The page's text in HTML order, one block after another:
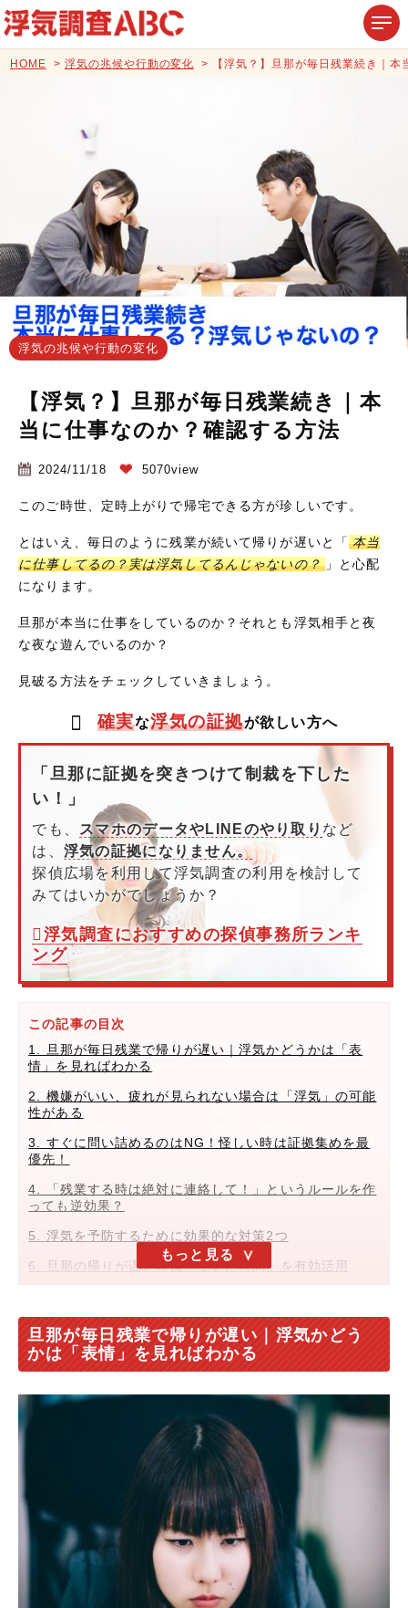
HOME 浮気の兆候や行動の変化 【浮気？】旦那が毎日残業続き｜
浮気の兆候や行動の変化
【浮気？】旦那が毎日残業続き｜本
当に仕事なのか？確認する方法
2024/11/18 5070view
このご時世、定時上がりで帰宅できる方が珍しいです。
とはいえ、毎日のように残業が続いて帰りが遅いと「 本当
に仕事してるの？実は浮気してるんじゃないの？ 」と心配
になります。
旦那が本当に仕事をしているのか？それとも浮気相手と夜
な夜な遊んでいるのか？
見破る方法をチェックしていきましょう。
確実な浮気の証拠が欲しい方へ
「旦那に証拠を突きつけて制裁を下した
い！」
でも、 スマホのデータやLINEのやり取り など
は、 浮気の証拠になりません。
探偵広場を利用して浮気調査の利用を検討して
みてはいかがでしょうか？
浮気調査におすすめの探偵事務所ランキ
ング
この記事の目次
1. 旦那が毎日残業で帰りが遅い｜浮気かどうかは「表
情」を見ればわかる
2. 機嫌がいい、疲れが見られない場合は「浮気」の可能
性がある
3. すぐに問い詰めるのはNG！怪しい時は証拠集めを最
優先！
4. 「残業する時は絶対に連絡して！」というルールを作
っても逆効果？
5. 浮気を予防するために効果的な対策2つ
6. 旦那の帰りが遅い時は「空いた時間」を有効活用
8. 帰宅恐怖症を防ぐためには「旦那を労ること」がポイ
ント
もっと見る
旦那が毎日残業で帰りが遅い｜浮気かどう
かは「表情」を見ればわかる